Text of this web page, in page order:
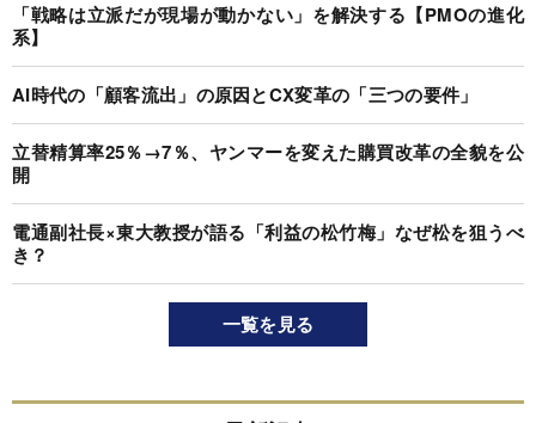
「戦略は立派だが現場が動かない」を解決する【PMOの進化
系】
AI時代の「顧客流出」の原因とCX変革の「三つの要件」
立替精算率25％→7％、ヤンマーを変えた購買改革の全貌を公
開
電通副社長×東大教授が語る「利益の松竹梅」なぜ松を狙うべ
き？
一覧を見る